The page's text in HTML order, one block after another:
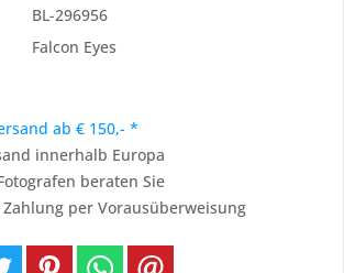
BL-296956
Falcon Eyes
ab € 150,- *
innerhalb Europa
beraten Sie
per Vorausüberweisung